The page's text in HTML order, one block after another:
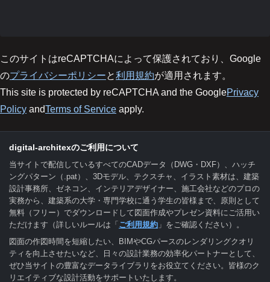
このサイトはreCAPTCHAによって保護されており、Google
のプライバシーポリシーと利用規約が適用されます。
This site is protected by reCAPTCHA and the GooglePrivacy
Policy andTerms of Service apply.
digital-architexのご利用について
当サイトで配信しているすべてのCADデータ（DWG・DXF）、ハッチ
ングパターン（.pat）、3Dモデル、テクスチャ、イラスト素材は、建築
設計事務所、ゼネコン、インテリアデザイナー、施工会社などのプロの
実務から、建築系の大学・専門学校に通う学生の皆様まで、原則として
無料（フリー）でダウンロードして図面作成やプレゼン資料にご活用い
ただけます（詳しいルールは「 ご利用規約 」をご確認ください）。
図面の作図時間を短縮したい、BIMやCGパースのレンダリングクオリ
ティを向上させたいなど、日々の設計業務の効率化パートナーとして、
ぜひ当サイトの豊富なデータライブラリをお役立てください。皆様のク
リエイティブな設計活動をサポートいたします。